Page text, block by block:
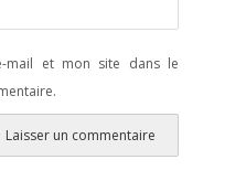
mail et mon site dans le